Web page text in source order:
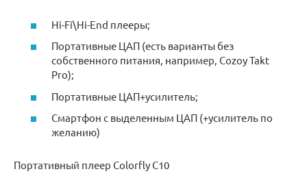
Hi-Fi\Hi-End плееры;
Портативные ЦАП (есть варианты без
собственного питания, например, Cozoy Takt
Pro);
Портативные ЦАП+усилитель;
Смартфон с выделенным ЦАП (+усилитель по
желанию)
Портативный плеер Colorfly C10